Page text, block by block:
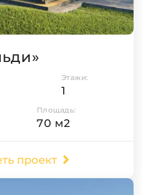
Этажи:
1
Площадь:
70 м2
проект